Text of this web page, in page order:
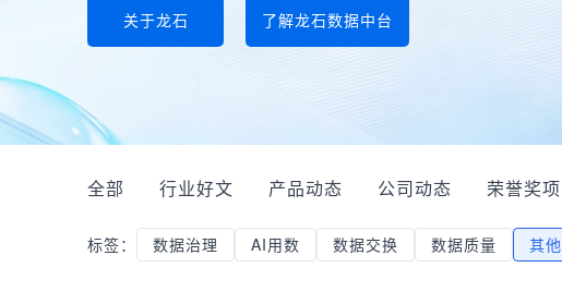
关于龙石 了解龙石数据中台
全部 行业好文 产品动态 公司动态 荣誉奖项
标签： 数据治理 AI用数 数据交换 数据质量 其他